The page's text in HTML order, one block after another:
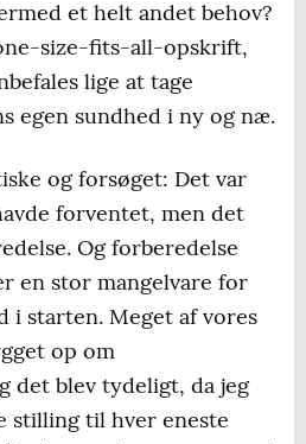
et helt andet behov?
size-fits-all-opskrift,
lige at tage
egen sundhed i ny og næ.
og forsøget: Det var
forventet, men det
Og forberedelse
en stor mangelvare for
i starten. Meget af vores
op om
det blev tydeligt, da jeg
stilling til hver eneste